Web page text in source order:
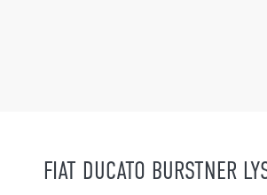
FIAT DUCATO BURSTNER